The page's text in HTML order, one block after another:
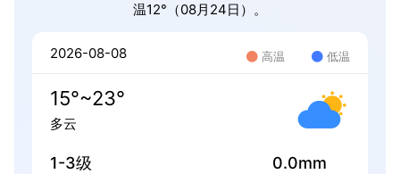
温12°（08月24日）。
2026-08-08 高温 低温
15°~23°
多云
1-3级 0.0mm